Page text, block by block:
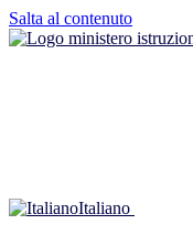
Salta al contenuto
Italiano